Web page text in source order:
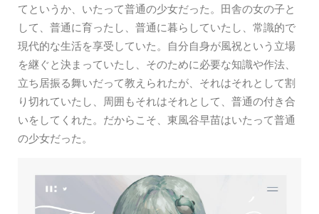
てというか、いたって普通の少女だった。田舎の女の子と
して、普通に育ったし、普通に暮らしていたし、常識的で
現代的な生活を享受していた。自分自身が風祝という立場
を継ぐと決まっていたし、そのために必要な知識や作法、
立ち居振る舞いだって教えられたが、それはそれとして割
り切れていたし、周囲もそれはそれとして、普通の付き合
いをしてくれた。だからこそ、東風谷早苗はいたって普通
の少女だった。